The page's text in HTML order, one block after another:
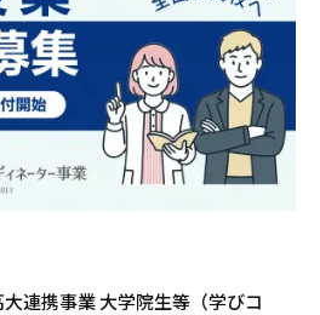
連携事業 大学院生等（学びコ